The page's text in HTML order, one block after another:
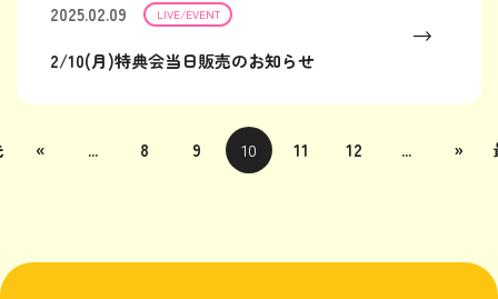
2025.02.09 LIVE/EVENT
2/10(月)特典会当日販売のお知らせ
« ... 8 9 10 11 12 ... »